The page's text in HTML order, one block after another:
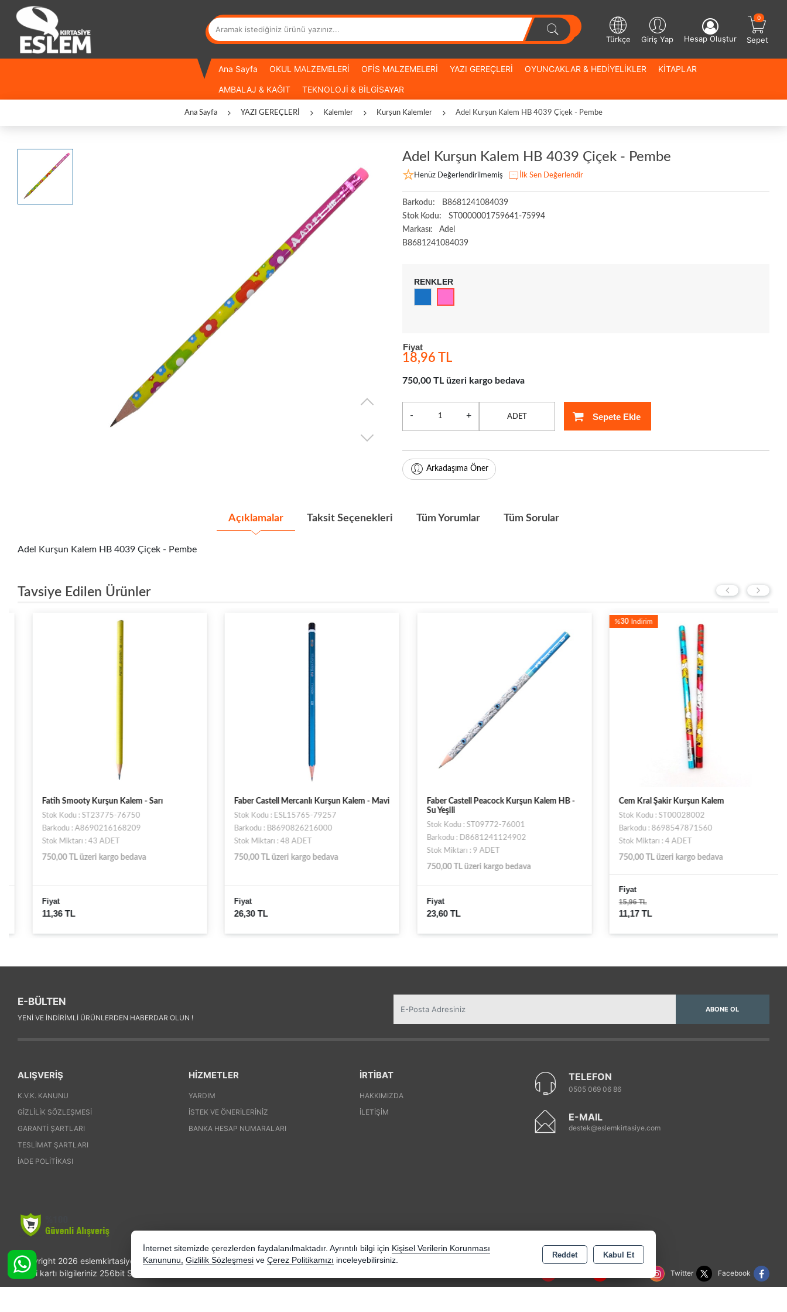
Sepet
0
Türkçe Giriş Yap Hesap Oluştur
Ana Sayfa OKUL MALZEMELERİ OFİS MALZEMELERİ YAZI GEREÇLERİ OYUNCAKLAR & HEDİYELİKLER KİTAPLAR
AMBALAJ & KAĞIT TEKNOLOJİ & BİLGİSAYAR
Ana Sayfa YAZI GEREÇLERİ Kalemler Kurşun Kalemler Adel Kurşun Kalem HB 4039 Çiçek - Pembe
Adel Kurşun Kalem HB 4039 Çiçek - Pembe
Henüz Değerlendirilmemiş İlk Sen Değerlendir
Barkodu:
B8681241084039
Stok Kodu:
ST0000001759641-75994
Markası:
Adel
B8681241084039
RENKLER
Fiyat
18,96 TL
750,00 TL üzeri kargo bedava
- + ADET Sepete Ekle
Arkadaşıma Öner
Açıklamalar Taksit Seçenekleri Tüm Yorumlar Tüm Sorular
Adel Kurşun Kalem HB 4039 Çiçek - Pembe
Tavsiye Edilen Ürünler
Fatih Smooty Kurşun Kalem - Sarı
Stok Kodu : ST23775-76750
Barkodu : A8690216168209
Stok Miktarı : 43 ADET
750,00 TL üzeri kargo bedava
Fiyat
11,36 TL
Faber Castell Mercanlı Kurşun Kalem - Mavi
Stok Kodu : ESL15765-79257
Barkodu : B8690826216000
Stok Miktarı : 48 ADET
750,00 TL üzeri kargo bedava
Fiyat
26,30 TL
Faber Castell Peacock Kurşun Kalem HB -
Su Yeşili
Stok Kodu : ST09772-76001
Barkodu : D8681241124902
Stok Miktarı : 9 ADET
750,00 TL üzeri kargo bedava
Fiyat
23,60 TL
İndirim
Cem Kral Şakir Kurşun Kalem
Stok Kodu : ST00028002
Barkodu : 8698547871560
Stok Miktarı : 4 ADET
750,00 TL üzeri kargo bedava
Fiyat
15,96 TL
11,17 TL
E-BÜLTEN
YENI VE INDIRIMLI ÜRÜNLERDEN HABERDAR OLUN !
ABONE OL
ALIŞVERİŞ
K.V.K. KANUNU
GIZLILIK SÖZLEŞMESI
GARANTI ŞARTLARI
TESLIMAT ŞARTLARI
İADE POLITIKASI
HİZMETLER
YARDIM
İSTEK VE ÖNERILERINIZ
BANKA HESAP NUMARALARI
İRTİBAT
HAKKIMIZDA
İLETIŞIM
TELEFON
0505 069 06 86
E-MAIL
destek@eslemkirtasiye.com
Copyright 2026 eslemkirtasiye.com - Tüm hakları saklıdır.
Kredi kartı bilgileriniz 256bit SSL sertifikası ile korunmaktadır.
Facebook
Twitter
İnternet sitemizde çerezlerden faydalanılmaktadır. Ayrıntılı bilgi için Kişisel Verilerin Korunması
Kanununu, Gizlilik Sözleşmesi ve Çerez Politikamızı inceleyebilirsiniz.
Reddet Kabul Et